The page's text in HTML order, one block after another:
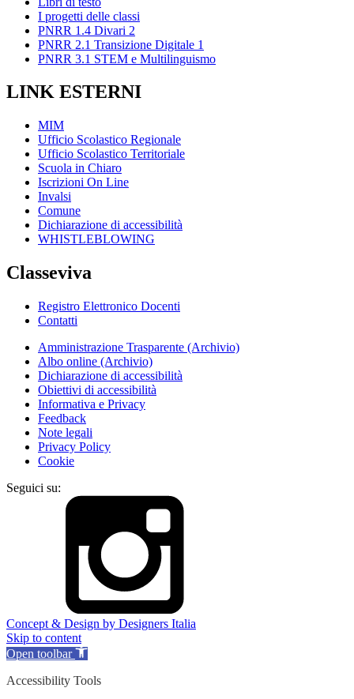
I progetti delle classi
PNRR 1.4 Divari 2
PNRR 2.1 Transizione Digitale 1
PNRR 3.1 STEM e Multilinguismo
LINK ESTERNI
MIM
Ufficio Scolastico Regionale
Ufficio Scolastico Territoriale
Scuola in Chiaro
Iscrizioni On Line
Invalsi
Comune
Dichiarazione di accessibilità
WHISTLEBLOWING
Classeviva
Registro Elettronico Docenti
Contatti
Amministrazione Trasparente (Archivio)
Albo online (Archivio)
Dichiarazione di accessibilità
Obiettivi di accessibilità
Informativa e Privacy
Feedback
Note legali
Privacy Policy
Cookie
Seguici su:
Concept & Design by Designers Italia
Skip to content
Open toolbar
Accessibility Tools